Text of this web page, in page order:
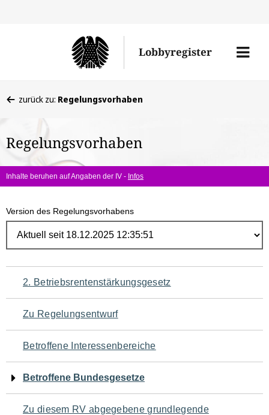
Lobbyregister
Menü
befinden
hier:
zurück zu: Regelungsvorhaben
Regelungsvorhaben
Inhalte beruhen auf Angaben der IV - Infos
Version des Regelungsvorhabens
Navigation
für
den
Seiteninhalt
2. Betriebsrentenstärkungsgesetz
Zu Regelungsentwurf
Betroffene Interessenbereiche
Betroffene Bundesgesetze
Zu diesem RV abgegebene grundlegende